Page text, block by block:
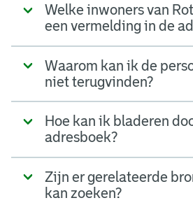
Welke inwoners van
een vermelding in de
Waarom kan ik de
niet terugvinden?
Hoe kan ik bladeren
adresboek?
Zijn er gerelateerde
kan zoeken?